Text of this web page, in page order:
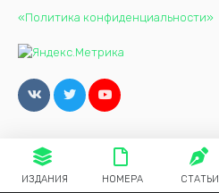
«Политика конфиденциальности»
ИЗДАНИЯ НОМЕРА СТАТЬИ